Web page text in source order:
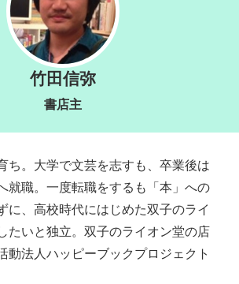
竹田信弥
書店主
ち。大学で文芸を志すも、卒業後は
就職。一度転職をするも「本」への
に、高校時代にはじめた双子のライ
たいと独立。双子のライオン堂の店
動法人ハッピーブックプロジェクト